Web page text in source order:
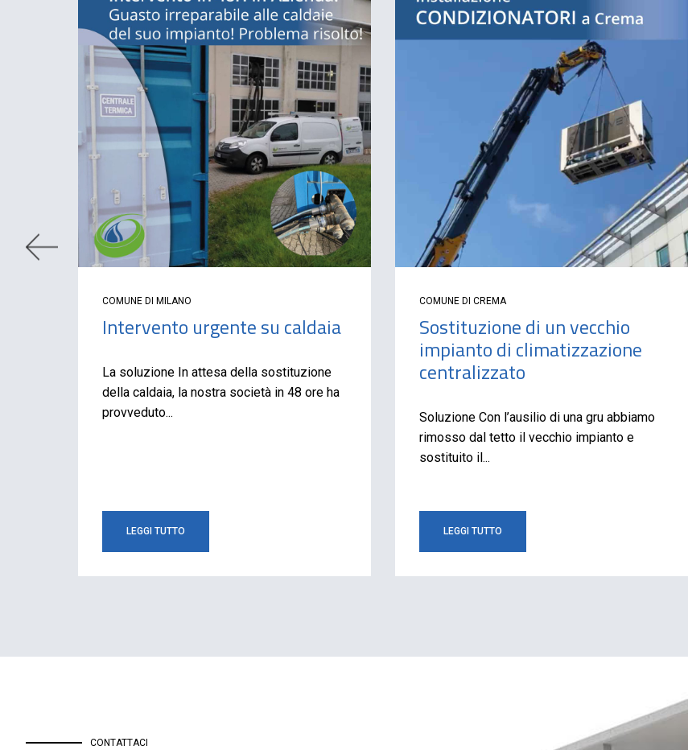
COMUNE DI MILANO
Intervento urgente su caldaia
La soluzione In attesa della sostituzione
della caldaia, la nostra società in 48 ore ha
provveduto...
LEGGI TUTTO
COMUNE DI CREMA
Sostituzione di un vecchio
impianto di climatizzazione
centralizzato
Soluzione Con l’ausilio di una gru abbiamo
rimosso dal tetto il vecchio impianto e
sostituito il...
LEGGI TUTTO
CONTATTACI